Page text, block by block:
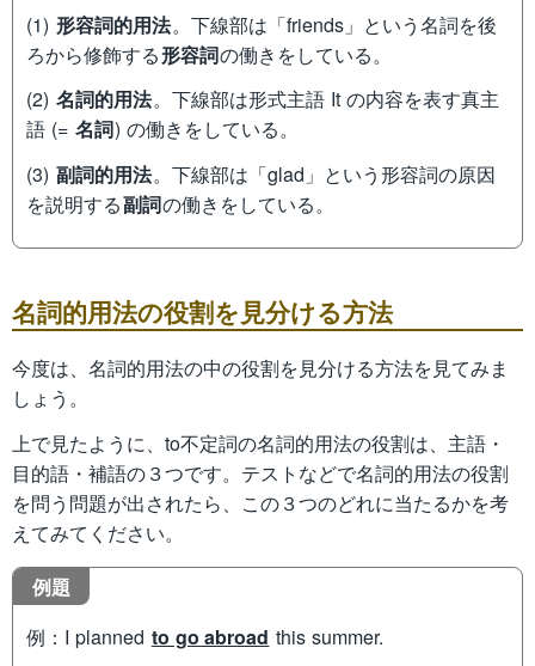
(1) 形容詞的用法。下線部は「friends」という名詞を後
ろから修飾する形容詞の働きをしている。
(2) 名詞的用法。下線部は形式主語 It の内容を表す真主
語 (= 名詞) の働きをしている。
(3) 副詞的用法。下線部は「glad」という形容詞の原因
を説明する副詞の働きをしている。
名詞的用法の役割を見分ける方法
今度は、名詞的用法の中の役割を見分ける方法を見てみま
しょう。
上で見たように、to不定詞の名詞的用法の役割は、主語・
目的語・補語の３つです。テストなどで名詞的用法の役割
を問う問題が出されたら、この３つのどれに当たるかを考
えてみてください。
例題
例：I planned to go abroad this summer.